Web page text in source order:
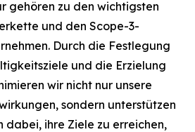
gehören zu den wichtigsten
und den Scope-3-
Durch die Festlegung
und die Erzielung
wir nicht nur unsere
sondern unterstützen
dabei, ihre Ziele zu erreichen,